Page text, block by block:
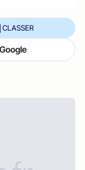
CLASSER